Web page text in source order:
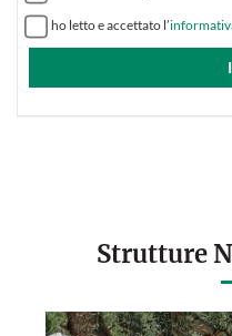
ho letto e accettato l’
Strutture